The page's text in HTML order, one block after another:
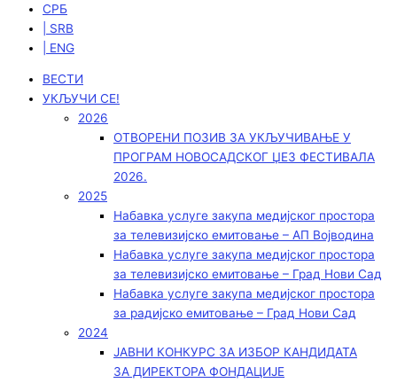
СРБ
| SRB
| ENG
ВЕСТИ
УКЉУЧИ СЕ!
2026
ОТВОРЕНИ ПОЗИВ ЗА УКЉУЧИВАЊЕ У
ПРОГРАМ НОВОСАДСКОГ ЏЕЗ ФЕСТИВАЛА
2026.
2025
Набавка услуге закупа медијског простора
за телевизијско емитовање – АП Војводинa
Набавка услуге закупа медијског простора
за телевизијско емитовање – Град Нови Сад
Набавка услуге закупа медијског простора
за радијско емитовање – Град Нови Сад
2024
ЈАВНИ КОНКУРС ЗА ИЗБОР КАНДИДАТА
ЗА ДИРЕКТОРА ФОНДАЦИЈЕ